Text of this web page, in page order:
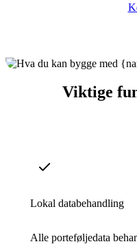
Viktige
Lokal databehandling
Alle porteføljedata